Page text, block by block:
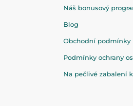
Náš bonusový
Blog
Obchodní podmínky
Podmínky ochrany
Na pečlivé zabalení